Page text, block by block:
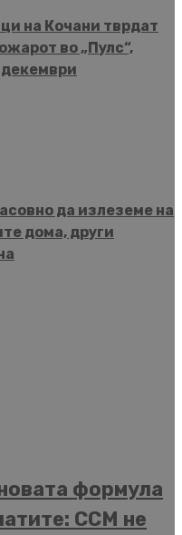
на Кочани тврдат
во „Пулс“,
да излеземе на
дома, други
формула
ССМ не